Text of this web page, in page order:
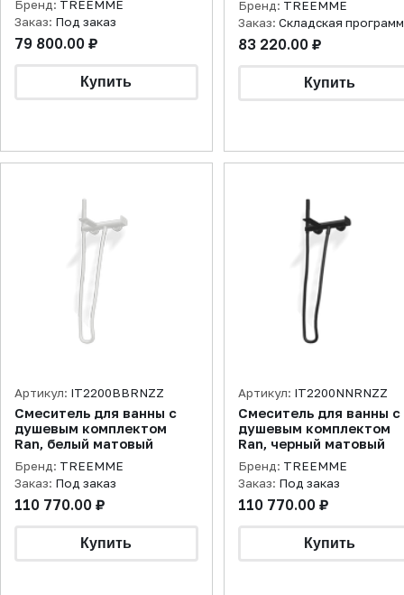
Бренд: TREEMME
Заказ: Под заказ
79 800.00 ₽
Бренд: TREEMME
Заказ: Складская
83 220.00 ₽
Артикул: IT2200BBRNZZ
Смеситель для ванны с
душевым комплектом
Ran, белый матовый
Бренд: TREEMME
Заказ: Под заказ
110 770.00 ₽
Артикул: IT2200NNRNZZ
Смеситель для ванны с
душевым комплектом
Ran, черный матовый
Бренд: TREEMME
Заказ: Под заказ
110 770.00 ₽